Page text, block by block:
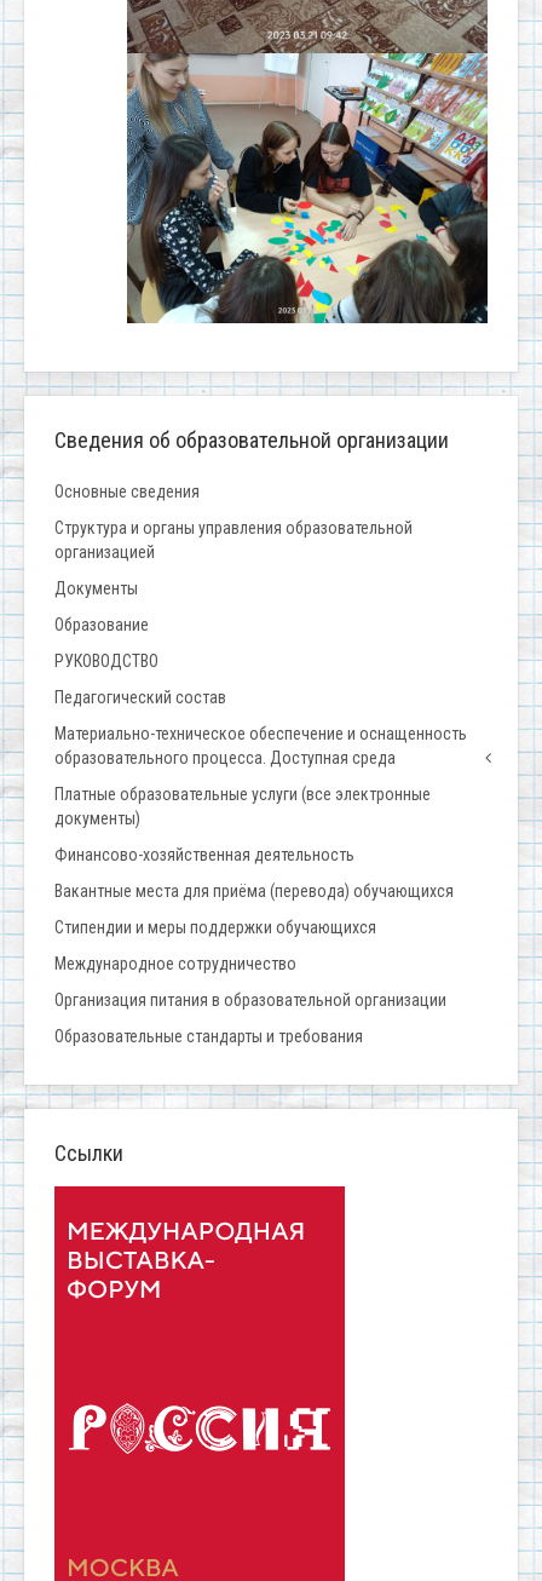
Сведения об образовательной организации
Основные сведения
Структура и органы управления образовательной
организацией
Документы
Образование
РУКОВОДСТВО
Педагогический состав
Материально-техническое обеспечение и оснащенность
образовательного процесса. Доступная среда
Платные образовательные услуги (все электронные
документы)
Финансово-хозяйственная деятельность
Вакантные места для приёма (перевода) обучающихся
Стипендии и меры поддержки обучающихся
Международное сотрудничество
Организация питания в образовательной организации
Образовательные стандарты и требования
Ссылки